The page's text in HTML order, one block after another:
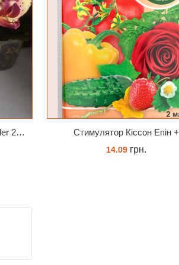
Універсальний Peters Allrounder 20-20-20+ТЕ Cтимулятор Кіссон Епін +
14.09грн.